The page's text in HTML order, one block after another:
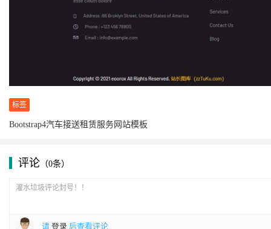
标签
Bootstrap4汽车接送租赁服务网站模板
评论 （0条）
请 登录 后查看评论